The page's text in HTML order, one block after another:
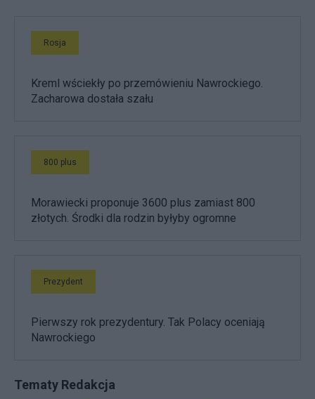
Rosja
Kreml wściekły po przemówieniu Nawrockiego.
Zacharowa dostała szału
800 plus
Morawiecki proponuje 3600 plus zamiast 800
złotych. Środki dla rodzin byłyby ogromne
Prezydent
Pierwszy rok prezydentury. Tak Polacy oceniają
Nawrockiego
Tematy Redakcja